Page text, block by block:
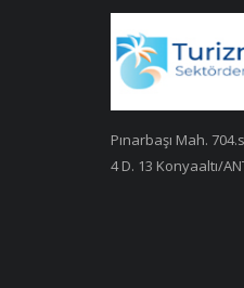
Pınarbaşı Mah.
4 D. 13 Konyaaltı/